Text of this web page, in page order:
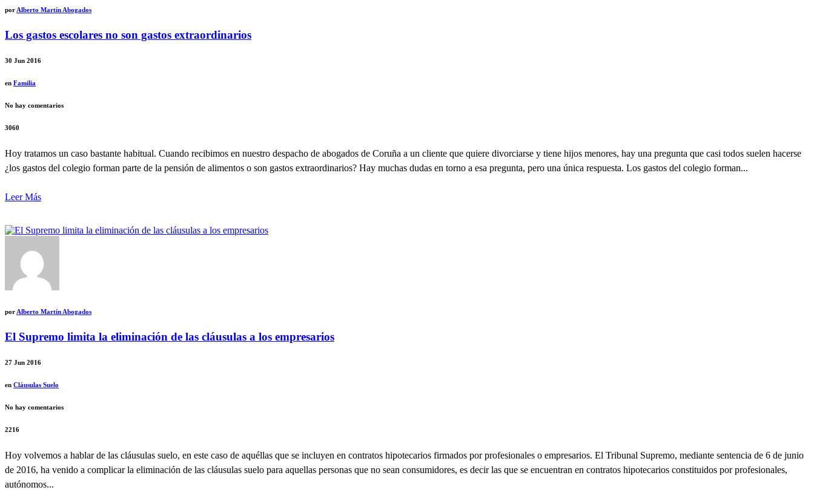
por Alberto Martín Abogados
Los gastos escolares no son gastos extraordinarios
30 Jun 2016
en Familia
No hay comentarios
3060
Hoy tratamos un caso bastante habitual. Cuando recibimos en nuestro despacho de abogados de Coruña a un cliente que quiere divorciarse y tiene hijos menores, hay una pregunta que casi todos suelen hacerse
¿los gastos del colegio forman parte de la pensión de alimentos o son gastos extraordinarios? Hay muchas dudas en torno a esa pregunta, pero una única respuesta. Los gastos del colegio forman...
Leer Más
por Alberto Martín Abogados
El Supremo limita la eliminación de las cláusulas a los empresarios
27 Jun 2016
en Cláusulas Suelo
No hay comentarios
2216
Hoy volvemos a hablar de las cláusulas suelo, en este caso de aquéllas que se incluyen en contratos hipotecarios firmados por profesionales o empresarios. El Tribunal Supremo, mediante sentencia de 6 de junio
de 2016, ha venido a complicar la eliminación de las cláusulas suelo para aquellas personas que no sean consumidores, es decir las que se encuentran en contratos hipotecarios constituidos por profesionales,
autónomos...